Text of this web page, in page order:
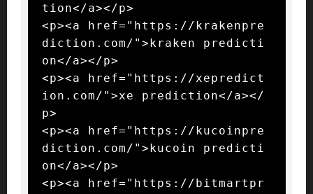
tion</a></p>
<p><a href="https://krakenpre
diction.com/">kraken predicti
on</a></p>
<p><a href="https://xepredict
ion.com/">xe prediction</a></
p>
<p><a href="https://kucoinpre
diction.com/">kucoin predicti
on</a></p>
<p><a href="https://bitmartpr